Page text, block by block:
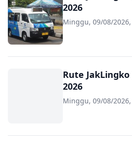
2026
Minggu, 09/08/
Rute JakLingko
2026
Minggu, 09/08/